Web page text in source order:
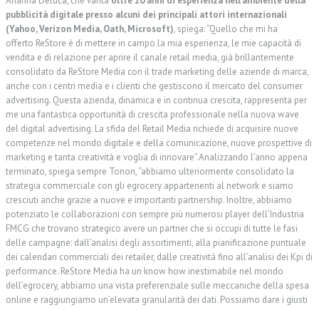
pubblicità digitale presso alcuni dei principali attori internazionali
(Yahoo, Verizon Media, Oath, Microsoft), spiega: “Quello che mi ha
offerto ReStore è di mettere in campo la mia esperienza, le mie capacità di
vendita e di relazione per aprire il canale retail media, già brillantemente
consolidato da ReStore Media con il trade marketing delle aziende di marca,
anche con i centri media e i clienti che gestiscono il mercato del consumer
advertising. Questa azienda, dinamica e in continua crescita, rappresenta per
me una fantastica opportunità di crescita professionale nella nuova wave
del digital advertising. La sfida del Retail Media richiede di acquisire nuove
competenze nel mondo digitale e della comunicazione, nuove prospettive di
marketing e tanta creatività e voglia di innovare”.Analizzando l’anno appena
terminato, spiega sempre Tonon, “abbiamo ulteriormente consolidato la
strategia commerciale con gli egrocery appartenenti al network e siamo
cresciuti anche grazie a nuove e importanti partnership. Inoltre, abbiamo
potenziato le collaborazioni con sempre più numerosi player dell’Industria
FMCG che trovano strategico avere un partner che si occupi di tutte le fasi
delle campagne: dall’analisi degli assortimenti, alla pianificazione puntuale
dei calendari commerciali dei retailer, dalle creatività fino all’analisi dei Kpi di
performance. ReStore Media ha un know how inestimabile nel mondo
dell’egrocery, abbiamo una vista preferenziale sulle meccaniche della spesa
online e raggiungiamo un’elevata granularità dei dati. Possiamo dare i giusti